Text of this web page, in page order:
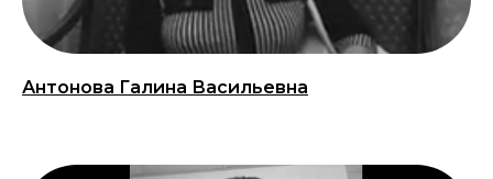
Антонова Галина Васильевна